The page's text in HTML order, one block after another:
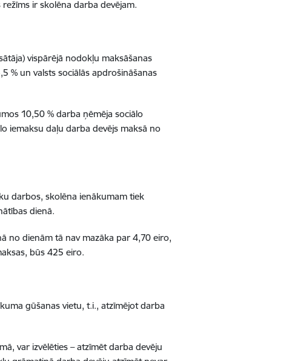
ir skolēna darba devējam.
vispārējā nodokļu maksāšanas
% un valsts sociālās apdrošināšanas
10,50 % darba ņēmēja sociālo
iemaksu daļu darba devējs maksā no
darbos, skolēna ienākumam tiek
dienā.
no dienām tā nav mazāka par 4,70 eiro,
būs 425 eiro.
gūšanas vietu, t.i., atzīmējot darba
var izvēlēties – atzīmēt darba devēju